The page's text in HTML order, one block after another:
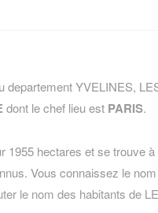
departement YVELINES,
dont le chef lieu est PARIS.
1955 hectares et se trouve
Vous connaissez le
le nom des habitants de